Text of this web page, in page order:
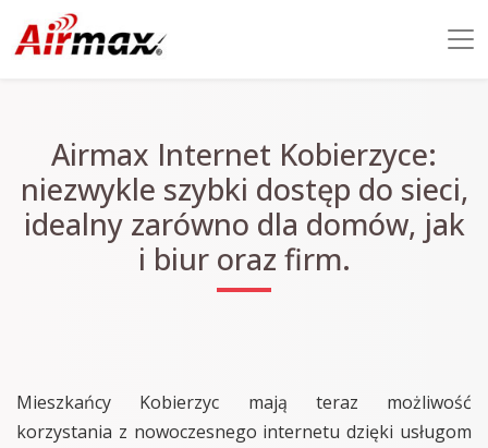
Airmax Internet Kobierzyce:
niezwykle szybki dostęp do sieci,
idealny zarówno dla domów, jak
i biur oraz firm.
Mieszkańcy Kobierzyc mają teraz możliwość
korzystania z nowoczesnego internetu dzięki usługom